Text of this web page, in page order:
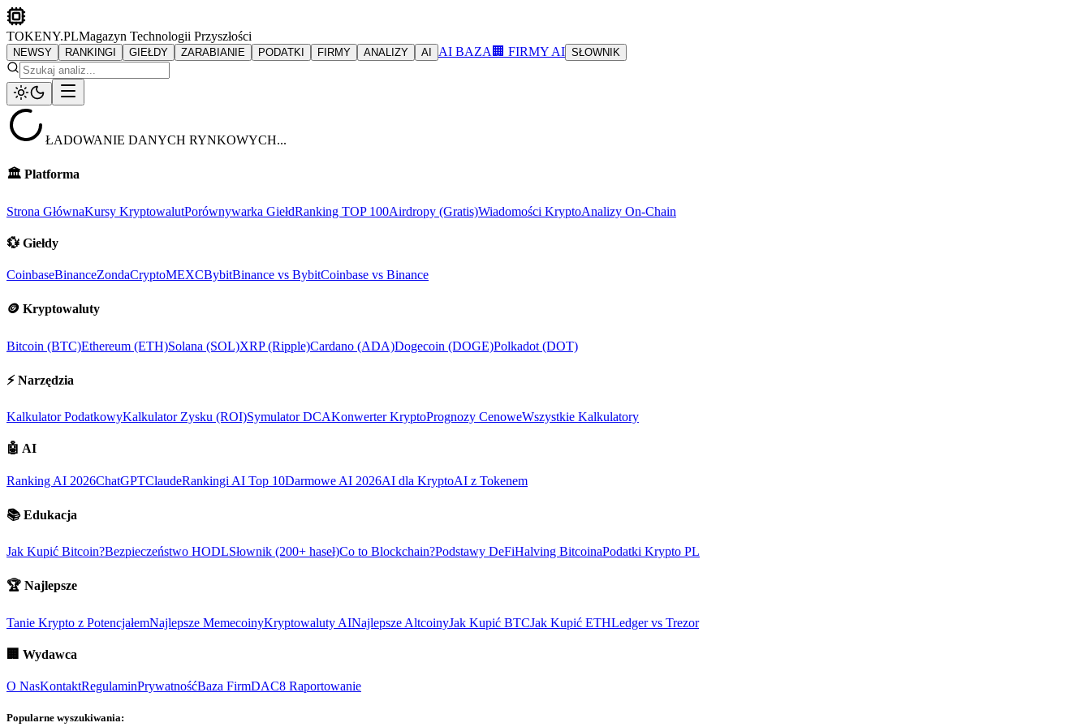
TOKENY.PLMagazyn Technologii Przyszłości
NEWSY RANKINGI GIEŁDY ZARABIANIE PODATKI FIRMY ANALIZY AI AI BAZA 🏢 FIRMY AI SŁOWNIK
ŁADOWANIE DANYCH RYNKOWYCH...
🏛️ Platforma
Strona GłównaKursy KryptowalutPorównywarka GiełdRanking TOP 100Airdropy (Gratis)Wiadomości KryptoAnalizy On-Chain
💱 Giełdy
CoinbaseBinanceZondaCryptoMEXCBybitBinance vs BybitCoinbase vs Binance
🪙 Kryptowaluty
Bitcoin (BTC)Ethereum (ETH)Solana (SOL)XRP (Ripple)Cardano (ADA)Dogecoin (DOGE)Polkadot (DOT)
⚡ Narzędzia
Kalkulator PodatkowyKalkulator Zysku (ROI)Symulator DCAKonwerter KryptoPrognozy CenoweWszystkie Kalkulatory
🤖 AI
Ranking AI 2026ChatGPTClaudeRankingi AI Top 10Darmowe AI 2026AI dla KryptoAI z Tokenem
📚 Edukacja
Jak Kupić Bitcoin?Bezpieczeństwo HODLSłownik (200+ haseł)Co to Blockchain?Podstawy DeFiHalving BitcoinaPodatki Krypto PL
🏆 Najlepsze
Tanie Krypto z PotencjałemNajlepsze MemecoinyKryptowaluty AINajlepsze AltcoinyJak Kupić BTCJak Kupić ETHLedger vs Trezor
🏢 Wydawca
O NasKontaktRegulaminPrywatnośćBaza FirmDAC8 Raportowanie
Popularne wyszukiwania: